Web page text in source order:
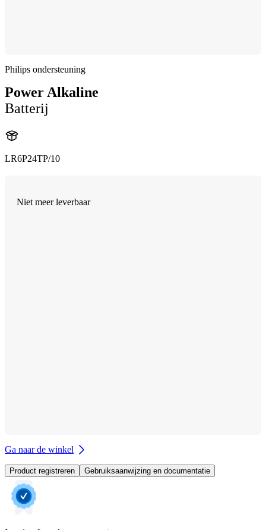
Philips ondersteuning
Power Alkaline
Batterij
LR6P24TP/10
Niet meer leverbaar
Ga naar de winkel
Product registreren Gebruiksaanwijzing en documentatie